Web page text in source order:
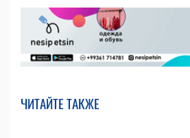
ЧИТАЙТЕ ТАКЖЕ